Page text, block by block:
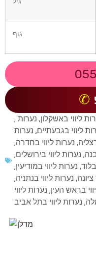
גוף
, ליווי באשקלון, נערות
ליווי בגבעתיים, נערות
, נערות ליווי בחדרה,
, נערות ליווי בירושלים,
, נערות ליווי במודיעין,
, נערות ליווי בנתניה,
בראש העין, נערות ליווי
, נערות ליווי בתל אביב